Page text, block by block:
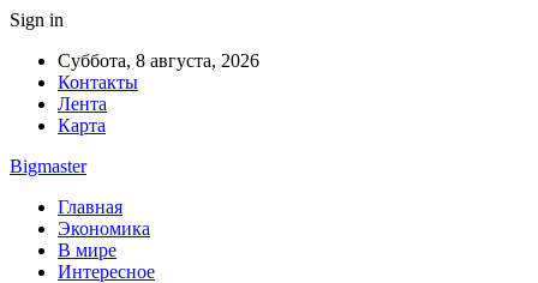
Sign in
Суббота, 8 августа, 2026
Контакты
Лента
Карта
Bigmaster
Главная
Экономика
В мире
Интересное